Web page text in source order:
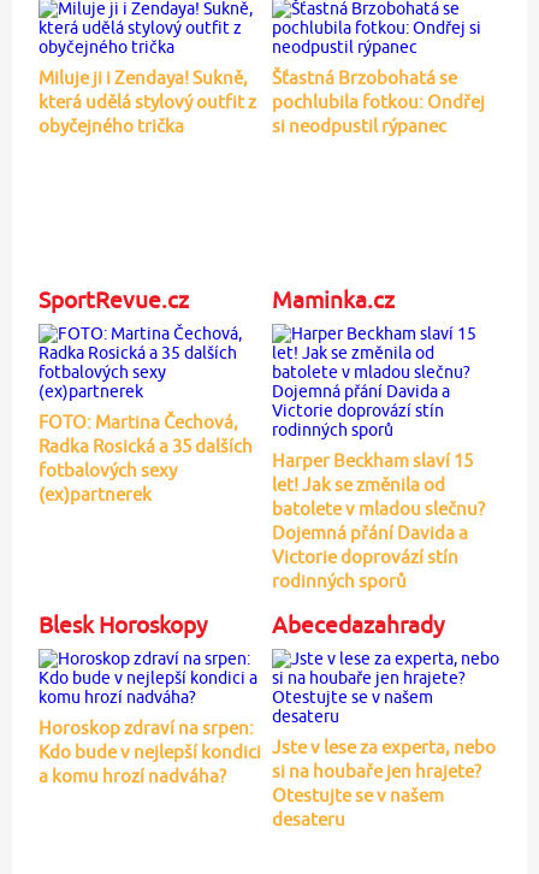
Miluje ji i Zendaya! Sukně,
která udělá stylový outfit z
obyčejného trička
Šťastná Brzobohatá se
pochlubila fotkou: Ondřej
si neodpustil rýpanec
SportRevue.cz
FOTO: Martina Čechová,
Radka Rosická a 35 dalších
fotbalových sexy
(ex)partnerek
Maminka.cz
Harper Beckham slaví 15
let! Jak se změnila od
batolete v mladou slečnu?
Dojemná přání Davida a
Victorie doprovází stín
rodinných sporů
Blesk Horoskopy
Horoskop zdraví na srpen:
Kdo bude v nejlepší kondici
a komu hrozí nadváha?
Abecedazahrady
Jste v lese za experta, nebo
si na houbaře jen hrajete?
Otestujte se v našem
desateru